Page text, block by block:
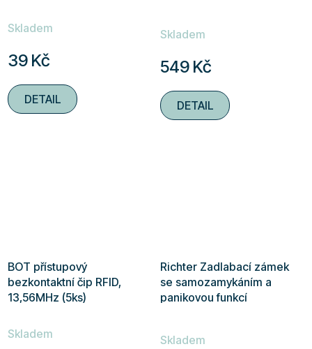
hodnocení
produktu
je
5,0
z
Skladem
39 Kč
DETAIL
Skladem
549 Kč
DETAIL
BOT přístupový
bezkontaktní čip RFID,
13,56MHz (5ks)
hodnocení
Skladem
Richter Zadlabací zámek
se samozamykáním a
panikovou funkcí
Skladem